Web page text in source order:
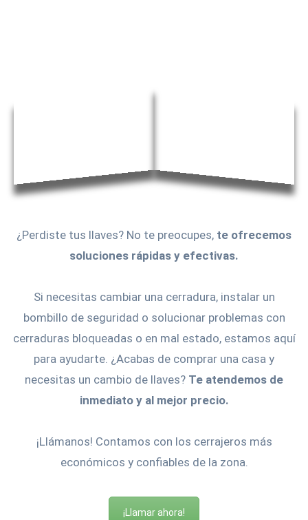
¿Perdiste tus llaves? No te preocupes, te ofrecemos
soluciones rápidas y efectivas.
Si necesitas cambiar una cerradura, instalar un
bombillo de seguridad o solucionar problemas con
cerraduras bloqueadas o en mal estado, estamos aquí
para ayudarte. ¿Acabas de comprar una casa y
necesitas un cambio de llaves? Te atendemos de
inmediato y al mejor precio.
¡Llámanos! Contamos con los cerrajeros más
económicos y confiables de la zona.
¡Llamar ahora!